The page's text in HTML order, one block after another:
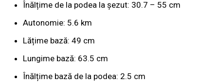
Înălțime de la podea la șezut: 30.7 – 55 cm
Autonomie: 5.6 km
Lățime bază: 49 cm
Lungime bază: 63.5 cm
Înălțime bază de la podea: 2.5 cm